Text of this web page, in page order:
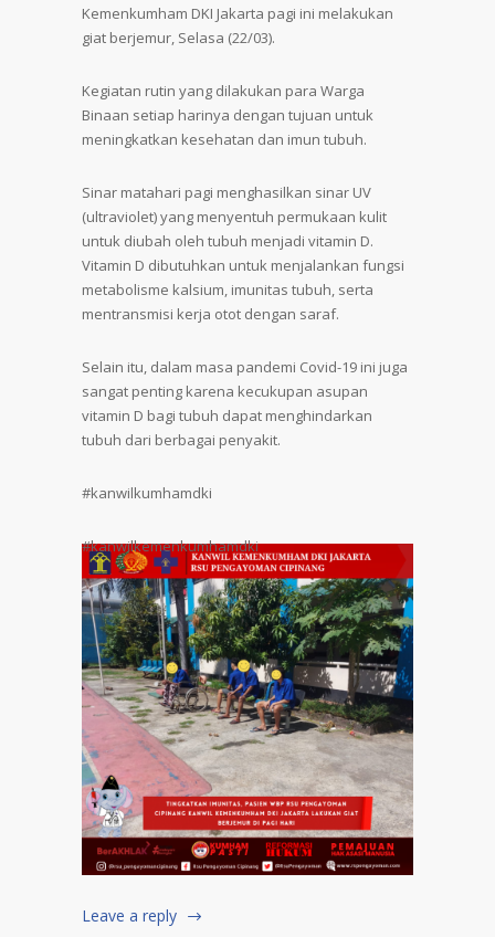
Kemenkumham DKI Jakarta pagi ini melakukan
giat berjemur, Selasa (22/03).
Kegiatan rutin yang dilakukan para Warga
Binaan setiap harinya dengan tujuan untuk
meningkatkan kesehatan dan imun tubuh.
Sinar matahari pagi menghasilkan sinar UV
(ultraviolet) yang menyentuh permukaan kulit
untuk diubah oleh tubuh menjadi vitamin D.
Vitamin D dibutuhkan untuk menjalankan fungsi
metabolisme kalsium, imunitas tubuh, serta
mentransmisi kerja otot dengan saraf.
Selain itu, dalam masa pandemi Covid-19 ini juga
sangat penting karena kecukupan asupan
vitamin D bagi tubuh dapat menghindarkan
tubuh dari berbagai penyakit.
#kanwilkumhamdki
#kanwilkemenkumhamdki
Leave a reply